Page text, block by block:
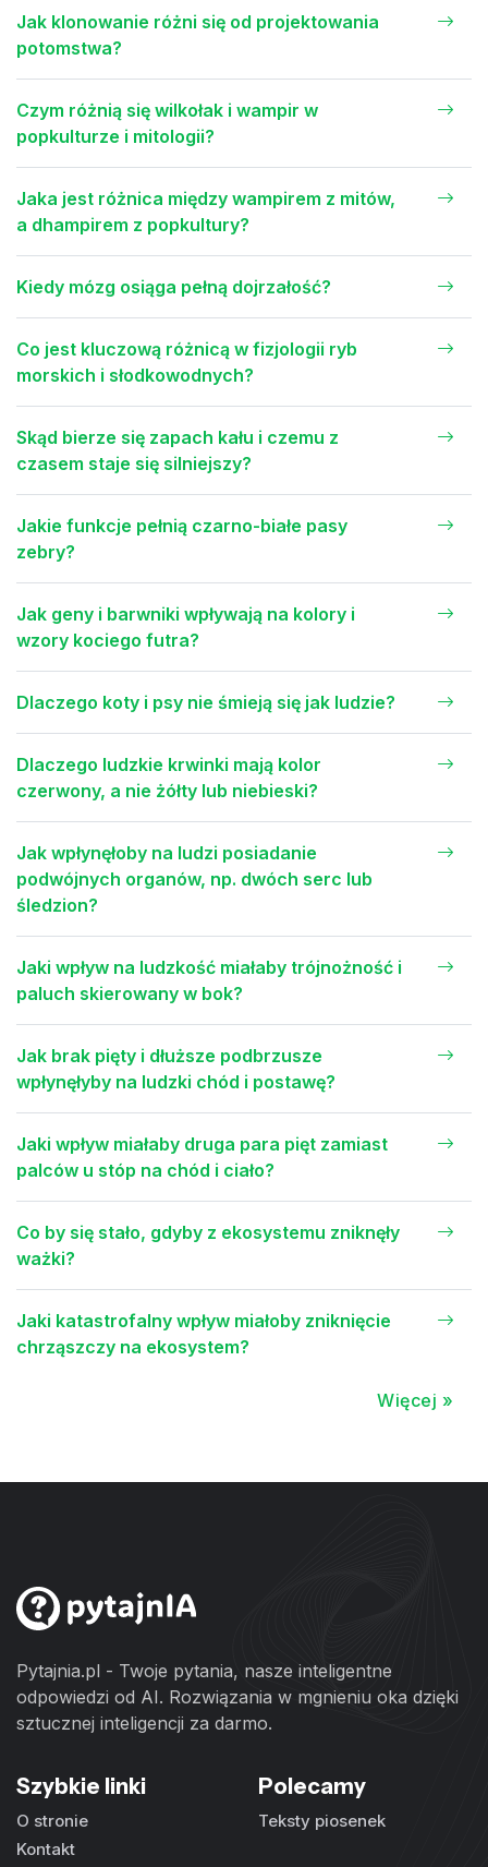
Jak klonowanie różni się od projektowania
potomstwa?
Czym różnią się wilkołak i wampir w
popkulturze i mitologii?
Jaka jest różnica między wampirem z mitów,
a dhampirem z popkultury?
Kiedy mózg osiąga pełną dojrzałość?
Co jest kluczową różnicą w fizjologii ryb
morskich i słodkowodnych?
Skąd bierze się zapach kału i czemu z
czasem staje się silniejszy?
Jakie funkcje pełnią czarno-białe pasy
zebry?
Jak geny i barwniki wpływają na kolory i
wzory kociego futra?
Dlaczego koty i psy nie śmieją się jak ludzie?
Dlaczego ludzkie krwinki mają kolor
czerwony, a nie żółty lub niebieski?
Jak wpłynęłoby na ludzi posiadanie
podwójnych organów, np. dwóch serc lub
śledzion?
Jaki wpływ na ludzkość miałaby trójnożność i
paluch skierowany w bok?
Jak brak pięty i dłuższe podbrzusze
wpłynęłyby na ludzki chód i postawę?
Jaki wpływ miałaby druga para pięt zamiast
palców u stóp na chód i ciało?
Co by się stało, gdyby z ekosystemu zniknęły
ważki?
Jaki katastrofalny wpływ miałoby zniknięcie
chrząszczy na ekosystem?
Więcej »
Pytajnia.pl - Twoje pytania, nasze inteligentne
odpowiedzi od AI. Rozwiązania w mgnieniu oka dzięki
sztucznej inteligencji za darmo.
Szybkie linki
O stronie
Kontakt
Polecamy
Teksty piosenek